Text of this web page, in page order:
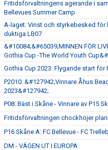
Fritidsförvaltningens agerande i
Bellevues Summer Camp
A-laget: Vinst och styrkebesked för
duktiga LB07
&#10084;&#65039;MINNEN FÖR
Gothia Cup -The World Youth
Gothia Cup 2023: Flygande start för
P2010: &#127942;Vinnare Åhus
2023&#127942;
P08: Bäst i Skåne - Vinnare av P15
Fritidsförvaltningen chockhöjer
P16 Skåne A: FC Bellevue - FC
DM - VÄGEN UT I EUROPA